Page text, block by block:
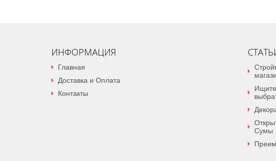
ИНФОРМАЦИЯ
Главная
Доставка и Оплата
Контакты
Сумы